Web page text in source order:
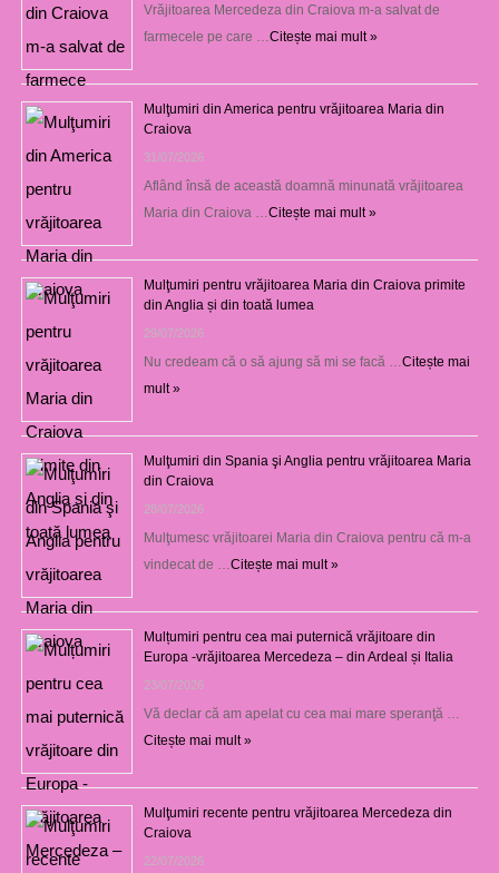
Vrăjitoarea Mercedeza din Craiova m-a salvat de
farmecele pe care … Citește mai mult »
Mulţumiri din America pentru vrăjitoarea Maria din
Craiova
31/07/2026
Aflând însă de această doamnă minunată vrăjitoarea
Maria din Craiova … Citește mai mult »
Mulţumiri pentru vrăjitoarea Maria din Craiova primite
din Anglia și din toată lumea
29/07/2026
Nu credeam că o să ajung să mi se facă … Citește mai
mult »
Mulţumiri din Spania şi Anglia pentru vrăjitoarea Maria
din Craiova
28/07/2026
Mulţumesc vrăjitoarei Maria din Craiova pentru că m-a
vindecat de … Citește mai mult »
Mulțumiri pentru cea mai puternică vrăjitoare din
Europa -vrăjitoarea Mercedeza – din Ardeal și Italia
23/07/2026
Vă declar că am apelat cu cea mai mare speranţă …
Citește mai mult »
Mulţumiri recente pentru vrăjitoarea Mercedeza din
Craiova
22/07/2026